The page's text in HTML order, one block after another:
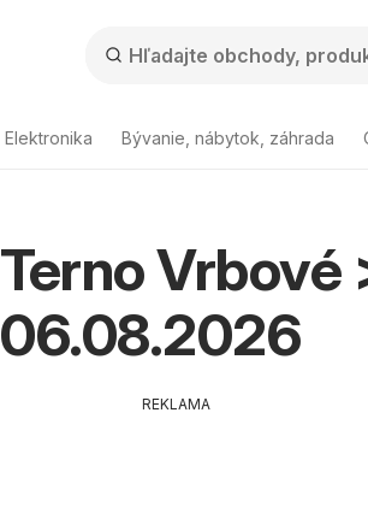
Elektronika Bývanie, nábytok, záhrada
Terno Vrbové
06.08.2026
REKLAMA